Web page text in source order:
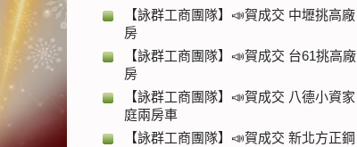
【詠群工商團隊】📣賀成交 中壢挑高廠
房
【詠群工商團隊】📣賀成交 台61挑高廠
房
【詠群工商團隊】📣賀成交 八德小資家
庭兩房車
【詠群工商團隊】📣賀成交 新北方正鋼